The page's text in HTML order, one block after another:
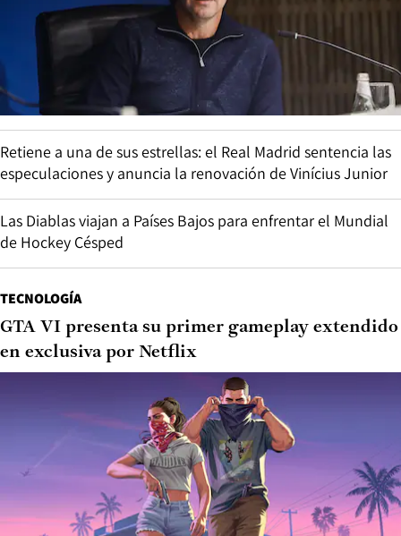
Retiene a una de sus estrellas: el Real Madrid sentencia las
especulaciones y anuncia la renovación de Vinícius Junior
Las Diablas viajan a Países Bajos para enfrentar el Mundial
de Hockey Césped
TECNOLOGÍA
GTA VI presenta su primer gameplay extendido
en exclusiva por Netflix